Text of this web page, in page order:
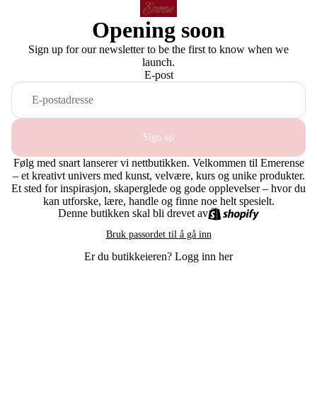
Opening soon
Sign up for our newsletter to be the first to know when we
launch.
E-post
Sign up
Følg med snart lanserer vi nettbutikken. Velkommen til Emerense
– et kreativt univers med kunst, velvære, kurs og unike produkter.
Et sted for inspirasjon, skaperglede og gode opplevelser – hvor du
kan utforske, lære, handle og finne noe helt spesielt.
Denne butikken skal bli drevet av
Bruk passordet til å gå inn
Er du butikkeieren? Logg inn her